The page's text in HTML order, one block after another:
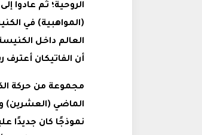
الروحية؛ ثم عادوا
(المواهبية) في
العالم داخل
أن الفاتيكان
مجموعة من حركة
الماضي (العشرين)
نموذجًا كان جديدًا